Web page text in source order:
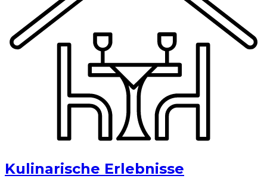
Kulinarische Erlebnisse